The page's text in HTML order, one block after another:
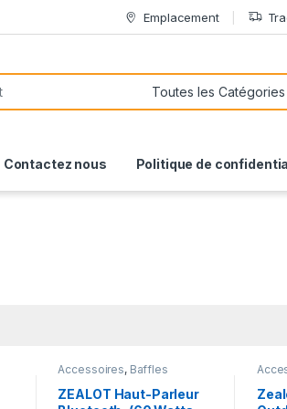
Emplacement
Contactez nous Politique de
Accessoires, Baffles
ZEALOT Haut-Parleur